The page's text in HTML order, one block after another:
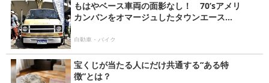
もはやベース車両の面影なし！ 70’sアメリ
カンバンをオマージュしたタウンエース...
自動車・バイク
宝くじが当たる人にだけ共通する“ある特
徴”とは？